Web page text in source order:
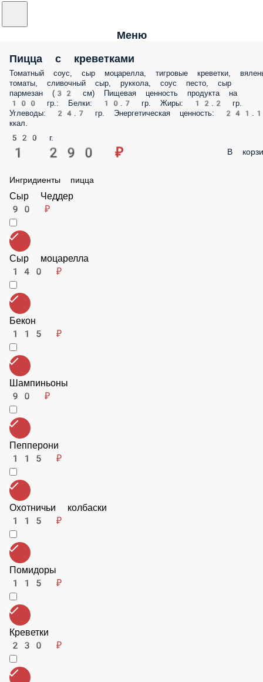
Меню
Пицца с креветками
Томатный соус, сыр моцарелла, тигровые креветки, вяленые
сливочный сыр, руккола, соус песто, сыр пармезан (32 см) Пищевая
ценность продукта на 100 гр.: Белки: 10.7 гр. Жиры: 12.2 гр. Углеводы:
24.7 гр. Энергетическая ценность: 241.1 ккал.
520 г.
1 290 ₽
Ингридиенты пицца
Сыр Чеддер
90 ₽
Сыр моцарелла
140 ₽
Бекон
90 ₽
Пепперони
115 ₽
Охотничьи колбаски
115 ₽
Помидоры
115 ₽